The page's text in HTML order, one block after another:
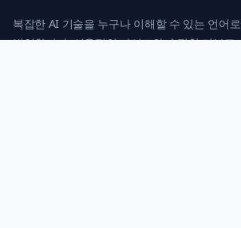
복잡한 AI 기술을 누구나 이해할 수 있는 언어로
번역합니다. 실용적인 가이드와 솔직한 리뷰로